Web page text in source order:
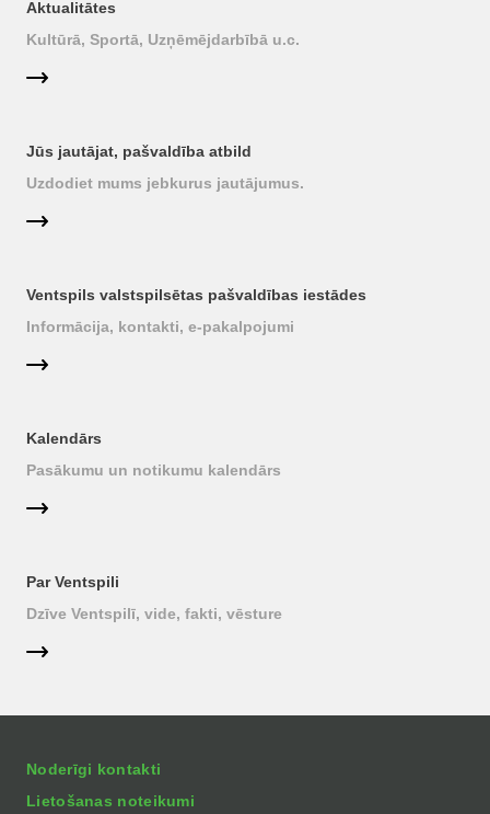
Aktualitātes
Kultūrā, Sportā, Uzņēmējdarbībā u.c.
Jūs jautājat, pašvaldība atbild
Uzdodiet mums jebkurus jautājumus.
Ventspils valstspilsētas pašvaldības iestādes
Informācija, kontakti, e-pakalpojumi
Kalendārs
Pasākumu un notikumu kalendārs
Par Ventspili
Dzīve Ventspilī, vide, fakti, vēsture
Noderīgi kontakti
Lietošanas noteikumi